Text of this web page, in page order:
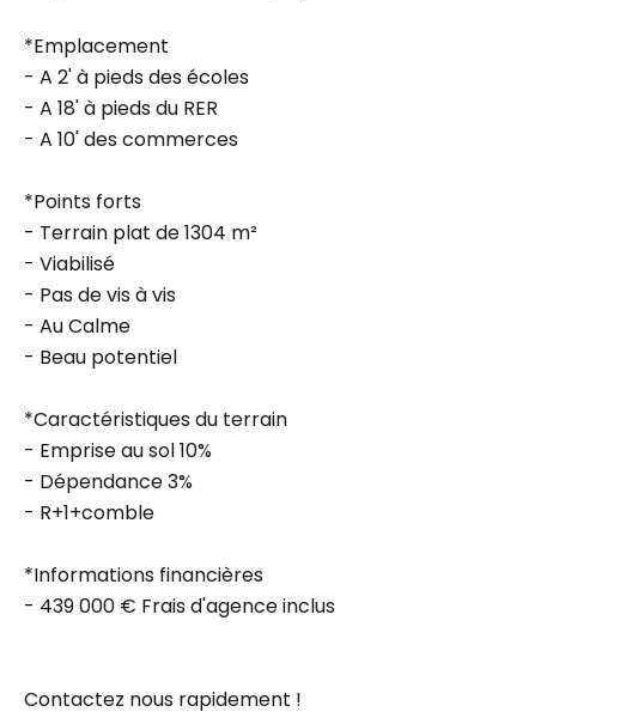
*Emplacement
- A 2' à pieds des écoles
- A 18' à pieds du RER
- A 10' des commerces
*Points forts
- Terrain plat de 1304 m²
- Viabilisé
- Pas de vis à vis
- Au Calme
- Beau potentiel
*Caractéristiques du terrain
- Emprise au sol 10%
- Dépendance 3%
- R+1+comble
*Informations financières
- 439 000 € Frais d'agence inclus
Contactez nous rapidement !